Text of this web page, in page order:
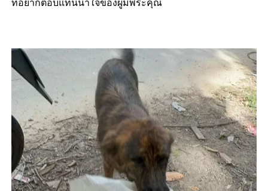
ที่อยากตอบแทนน้ำใจของผู้มีพระคุณ